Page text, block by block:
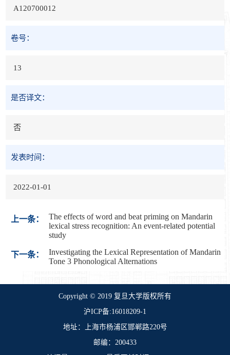
A120700012
卷号：
13
是否译文：
否
发表时间：
2022-01-01
上一条：
The effects of word and beat priming on Mandarin
lexical stress recognition: An event-related potential
study
下一条：
Investigating the Lexical Representation of Mandarin
Tone 3 Phonological Alternations
​Copyright © 2019 复旦大学版权所有
沪ICP备:16018209-1
地址：上海市杨浦区邯郸路220号
邮编：200433